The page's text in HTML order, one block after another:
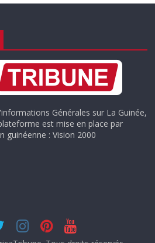
Générales sur La Guinée,
est mise en place par
guinéenne : Vision 2000